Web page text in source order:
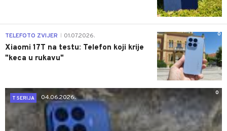
0
TELEFOTO ZVIJER 01.07.2026.
Xiaomi 17T na testu: Telefon koji krije
"keca u rukavu"
0
T SERIJA
04.06.2026.